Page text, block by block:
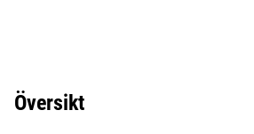
Översikt